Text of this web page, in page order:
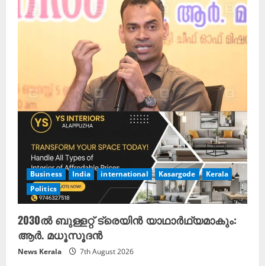
Business India international Kasargode
Kerala
Politics
2030ൽ ബുള്ളറ്റ് ട്രെയിൻ യാഥാർഥ്യമാകും:
ആർ. മധൂസൂദൻ
News Kerala 7th August 2026